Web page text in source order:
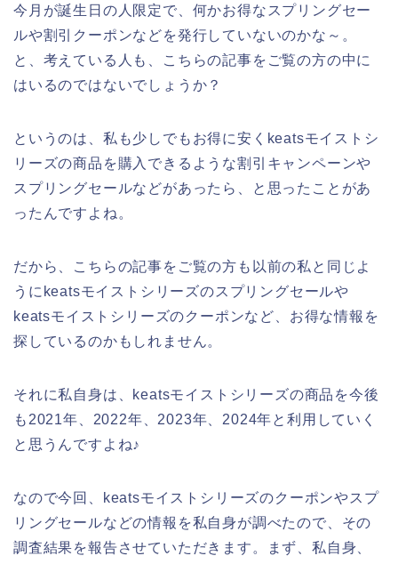
今月が誕生日の人限定で、何かお得なスプリングセー
ルや割引クーポンなどを発行していないのかな～。
と、考えている人も、こちらの記事をご覧の方の中に
はいるのではないでしょうか？
というのは、私も少しでもお得に安くkeatsモイストシ
リーズの商品を購入できるような割引キャンペーンや
スプリングセールなどがあったら、と思ったことがあ
ったんですよね。
だから、こちらの記事をご覧の方も以前の私と同じよ
うにkeatsモイストシリーズのスプリングセールや
keatsモイストシリーズのクーポンなど、お得な情報を
探しているのかもしれません。
それに私自身は、keatsモイストシリーズの商品を今後
も2021年、2022年、2023年、2024年と利用していく
と思うんですよね♪
なので今回、keatsモイストシリーズのクーポンやスプ
リングセールなどの情報を私自身が調べたので、その
調査結果を報告させていただきます。まず、私自身、